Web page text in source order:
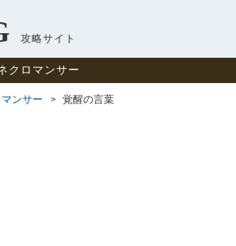
攻略サイト
クロマンサー
ンサー 覚醒の言葉